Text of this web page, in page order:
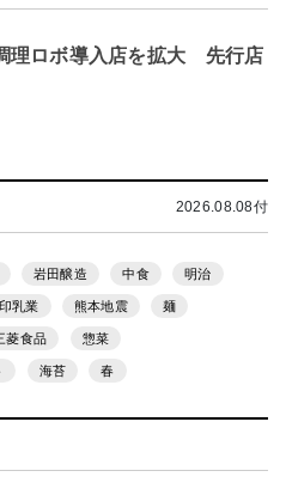
理ロボ導入店を拡大 先行店
2026.08.08付
岩田醸造 中食 明治
乳業 熊本地震 麺
菱食品 惣菜
海苔 春